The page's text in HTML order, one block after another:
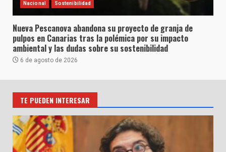
Nacional Sostenibilidad
Nueva Pescanova abandona su proyecto de granja de
pulpos en Canarias tras la polémica por su impacto
ambiental y las dudas sobre su sostenibilidad
6 de agosto de 2026
TE PUEDEN INTERESAR